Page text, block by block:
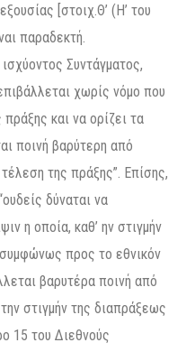
[στοιχ.Θ’ (H’ του
παραδεκτή.
Συντάγματος,
χωρίς νόμο που
και να ορίζει τα
ποινή βαρύτερη από
της πράξης”. Επίσης,
δύναται να
η οποία, καθ’ ην στιγμήν
προς το εθνικόν
βαρυτέρα ποινή από
στιγμήν της διαπράξεως
15 του Διεθνούς